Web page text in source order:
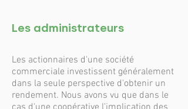
Les administrateurs
Les actionnaires d'une société
commerciale investissent généralement
dans la seule perspective d'obtenir un
rendement. Nous avons vu que dans le